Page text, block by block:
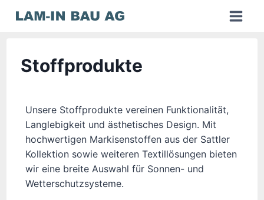
Inhalt
Stoffprodukte
Unsere Stoffprodukte vereinen Funktionalität,
Langlebigkeit und ästhetisches Design. Mit
hochwertigen Markisenstoffen aus der Sattler
Kollektion sowie weiteren Textillösungen bieten
wir eine breite Auswahl für Sonnen- und
Wetterschutzsysteme.